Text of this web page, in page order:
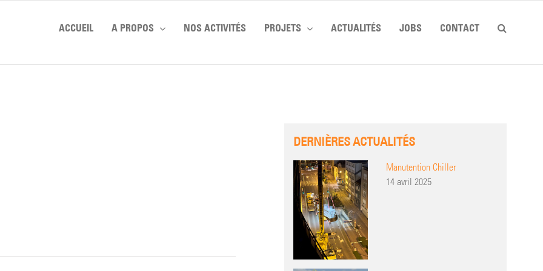
ACCUEIL A PROPOS NOS ACTIVITÉS PROJETS ACTUALITÉS JOBS CONTACT
DERNIÈRES ACTUALITÉS
Manutention Chiller
14 avril 2025